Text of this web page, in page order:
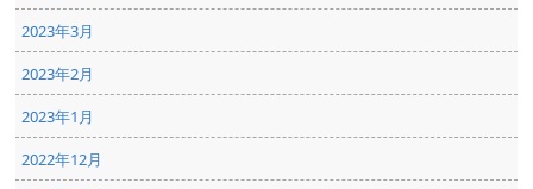
2023年3月
2023年2月
2023年1月
2022年12月